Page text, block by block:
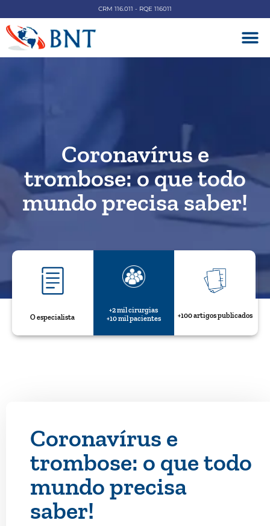
CRM 116.011 - RQE 116011
Coronavírus e
trombose: o que todo
mundo precisa saber!
O especialista
+2 mil cirurgias
+10 mil pacientes
+100 artigos publicados
Coronavírus e
trombose: o que todo
mundo precisa
saber!